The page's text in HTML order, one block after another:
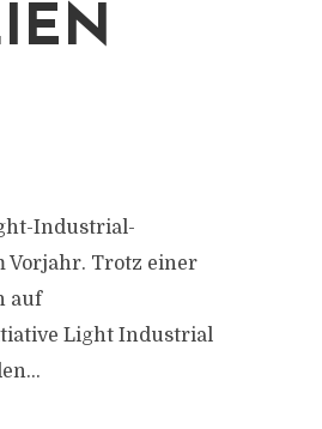
Industrial-
Vorjahr. Trotz einer
auf
Light Industrial